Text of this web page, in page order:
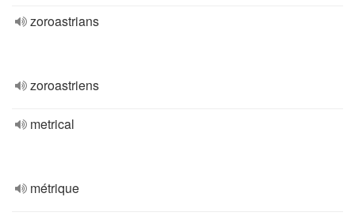
zoroastrians
zoroastriens
metrical
métrique